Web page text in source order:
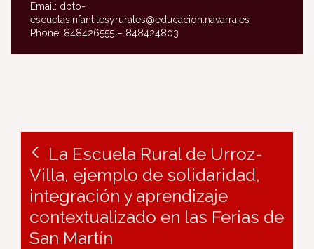
Email: dpto-
escuelasinfantilesyrurales@educacion.navarra.es
Phone: 848426555 – 848424803
La Escuela Rural de Urroz-
Villa, ejemplo de solidaridad,
integración y aprendizaje
contextualizado en las Ferias de
San Martín